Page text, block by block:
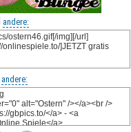
andere:
andere: